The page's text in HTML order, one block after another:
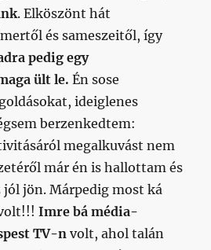
. Elköszönt hát
és sameszeitől, így
pedig egy
ült le. Én sose
ideiglenes
berzenkedtem:
megalkuvást nem
már én is hallottam és
jól jön. Márpedig most ká
volt!!!Imre bá média-
TV-n volt, ahol talán